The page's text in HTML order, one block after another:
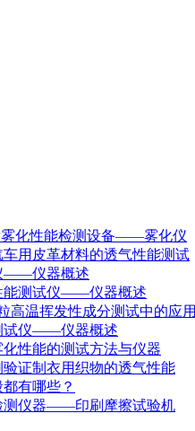
雾化性能检测设备——雾化仪
用皮革材料的透气性能测试
——仪器概述
能测试仪——仪器概述
高温挥发性成分测试中的应用
试仪——仪器概述
性能的测试方法与仪器
证制衣用织物的透气性能
有哪些？
测仪器——印刷摩擦试验机